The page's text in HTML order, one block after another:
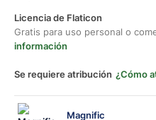
Licencia de Flaticon
Gratis para uso personal o
información
Se requiere atribución ¿Cómo
Magnific